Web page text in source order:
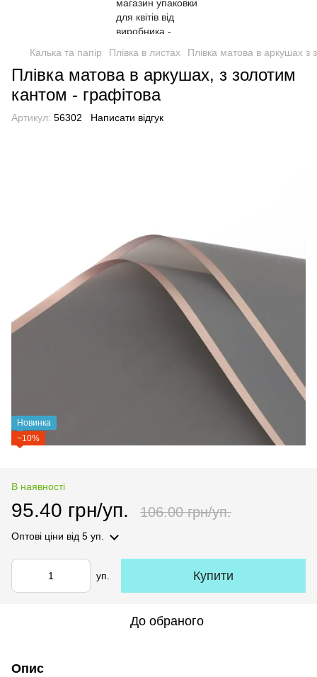
Калька та папір Плівка в листах Плівка матова в аркушах з
Плівка матова в аркушах, з золотим
кантом - графітова
Артикул: 56302 Написати відгук
Новинка
−10%
В наявності
95.40 грн/уп. 106.00 грн/уп.
Оптові ціни від 5 уп.
уп. Купити
До обраного
Опис